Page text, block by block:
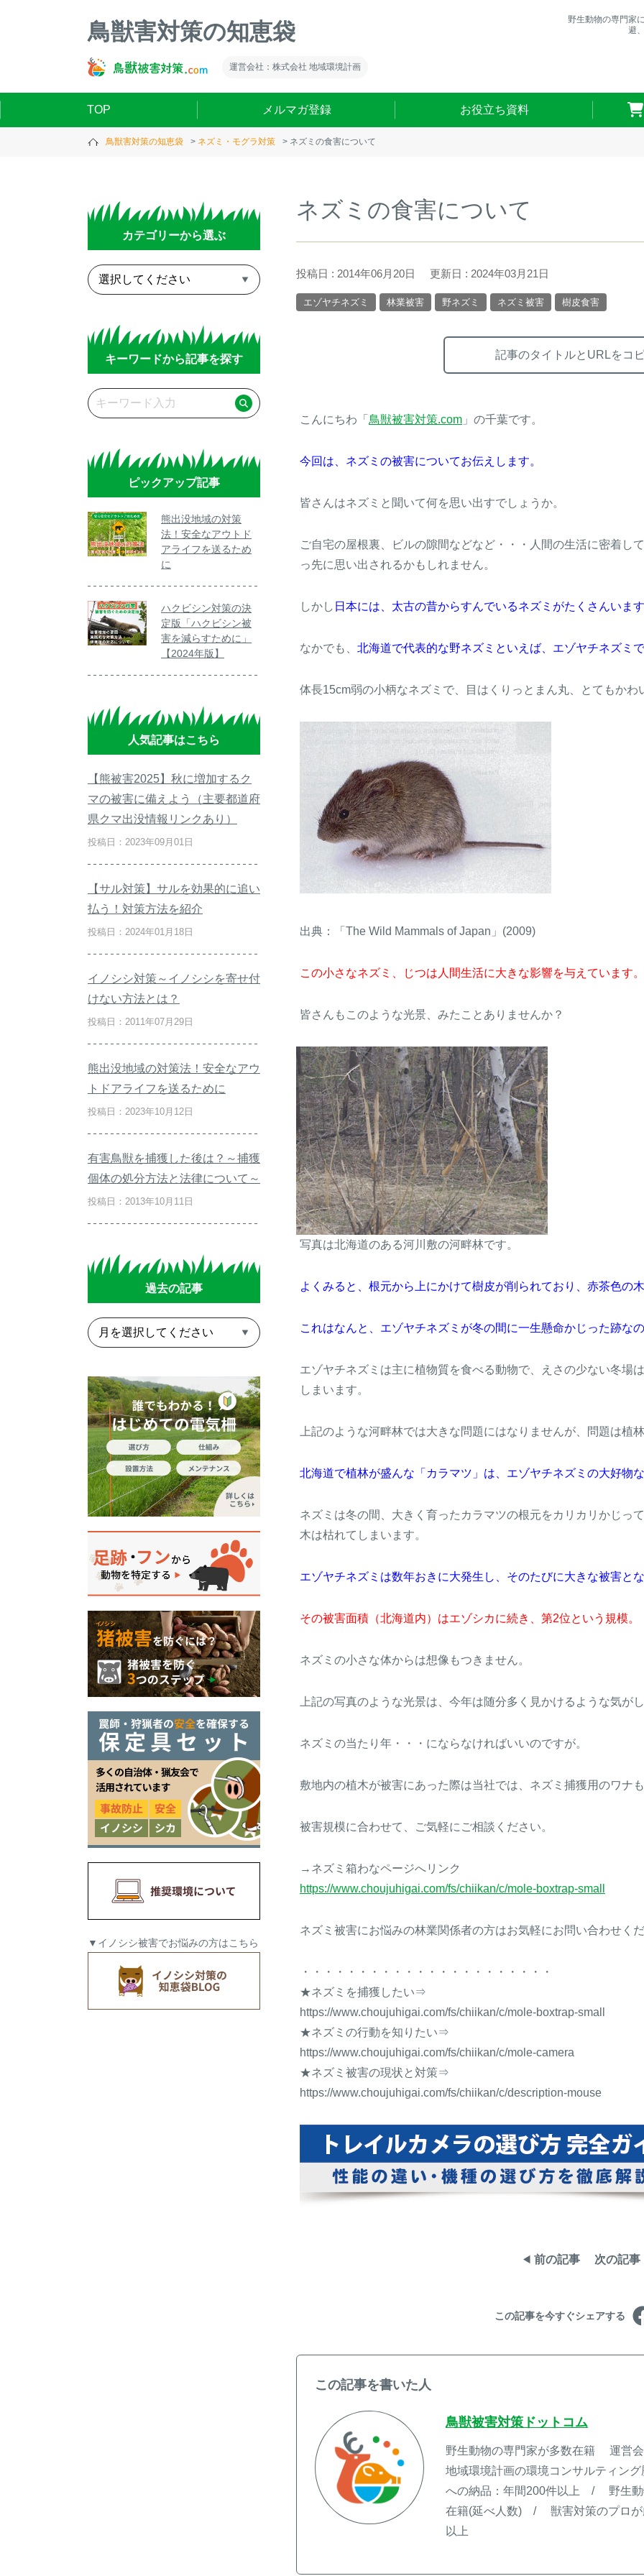
鳥獣害対策の知恵袋
運営会社：株式会社 地域環境計画
野生動物の専門家
避
TOP メルマガ登録 お役立ち資料
鳥獣害対策の知恵袋 ネズミ・モグラ対策 ネズミの食害について
カテゴリーから選ぶ
キーワードから記事を探す
ピックアップ記事
熊出没地域の対策
法！安全なアウトド
アライフを送るため
に
ハクビシン対策の決
定版「ハクビシン被
害を減らすために」
【2024年版】
人気記事はこちら
【熊被害2025】秋に増加するク
マの被害に備えよう（主要都道府
県クマ出没情報リンクあり）
投稿日：2023年09月01日
【サル対策】サルを効果的に追い
払う！対策方法を紹介
投稿日：2024年01月18日
イノシシ対策～イノシシを寄せ付
けない方法とは？
投稿日：2011年07月29日
熊出没地域の対策法！安全なアウ
トドアライフを送るために
投稿日：2023年10月12日
有害鳥獣を捕獲した後は？～捕獲
個体の処分方法と法律について～
投稿日：2013年10月11日
過去の記事
▼イノシシ被害でお悩みの方はこちら
ネズミの食害について
投稿日 : 2014年06月20日 更新日 : 2024年03月21日
エゾヤチネズミ 林業被害 野ネズミ ネズミ被害 樹皮食害
記事のタイトルとURLをコ
こんにちわ「 鳥獣被害対策.com 」の千葉です。
今回は、ネズミの被害についてお伝えします。
皆さんはネズミと聞いて何を思い出すでしょうか。
ご自宅の屋根裏、ビルの隙間などなど・・・人間の生活に密着し
っ先に思い出されるかもしれません。
しかし 日本には、太古の昔からすんでいるネズミがたくさんいます
なかでも、 北海道で代表的な野ネズミといえば、エゾヤチネズミで
体長15cm弱の小柄なネズミで、目はくりっとまん丸、とてもかわ
出典：「The Wild Mammals of Japan」(2009)
この小さなネズミ、じつは人間生活に大きな影響を与えています。
皆さんもこのような光景、みたことありませんか？
写真は北海道のある河川敷の河畔林です。
よくみると、根元から上にかけて樹皮が削られており、赤茶色の
これはなんと、エゾヤチネズミが冬の間に一生懸命かじった跡なの
エゾヤチネズミは主に植物質を食べる動物で、えさの少ない冬場
しまいます。
上記のような河畔林では大きな問題にはなりませんが、問題は植
北海道で植林が盛んな「カラマツ」は、エゾヤチネズミの大好物な
ネズミは冬の間、大きく育ったカラマツの根元をカリカリかじっ
木は枯れてしまいます。
エゾヤチネズミは数年おきに大発生し、そのたびに大きな被害とな
その被害面積（北海道内）はエゾシカに続き、第2位という規模。
ネズミの小さな体からは想像もつきません。
上記の写真のような光景は、今年は随分多く見かけるような気がし
ネズミの当たり年・・・にならなければいいのですが。
敷地内の植木が被害にあった際は当社では、ネズミ捕獲用のワナ
被害規模に合わせて、ご気軽にご相談ください。
→ネズミ箱わなページへリンク
https://www.choujuhigai.com/fs/chiikan/c/mole-boxtrap-small
ネズミ被害にお悩みの林業関係者の方はお気軽にお問い合わせくだ
・・・・・・・・・・・・・・・・・・・・・・
★ネズミを捕獲したい⇒
https://www.choujuhigai.com/fs/chiikan/c/mole-boxtrap-small
★ネズミの行動を知りたい⇒
https://www.choujuhigai.com/fs/chiikan/c/mole-camera
★ネズミ被害の現状と対策⇒
https://www.choujuhigai.com/fs/chiikan/c/description-mouse
前の記事 次の記事
この記事を今すぐシェアする
この記事を書いた人
鳥獣被害対策ドットコム
野生動物の専門家が多数在籍 運営
地域環境計画の環境コンサルティ
への納品：年間200件以上 / 野生動
在籍(延べ人数) / 獣害対策のプロが
以上